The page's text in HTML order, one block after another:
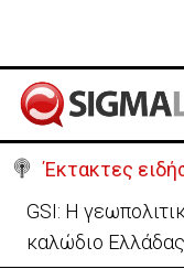
Έκτακτες
Συντριβή
Τζανέιρο - 4